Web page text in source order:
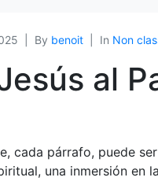
By benoit In Non
al
cada párrafo, puede
una inmersión en